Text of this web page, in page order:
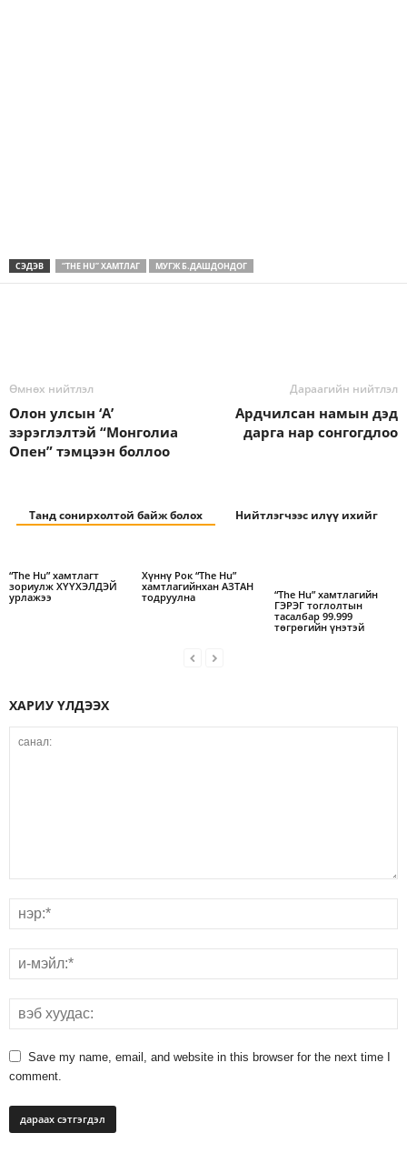
СЭДЭВ “THE HU” ХАМТЛАГ МУГЖ Б.ДАШДОНДОГ
Өмнөх нийтлэл
Олон улсын ‘A’
зэрэглэлтэй “Монголиа
Опен” тэмцээн боллоо
Дараагийн нийтлэл
Ардчилсан намын дэд
дарга нар сонгогдлоо
Танд сонирхолтой байж болох Нийтлэгчээс илүү ихийг
“The Hu” хамтлагт
зориулж ХҮҮХЭЛДЭЙ
урлажээ
Хүннү Рок “The Hu”
хамтлагийнхан АЗТАН
тодруулна
“The Hu” хамтлагийн
ГЭРЭГ тоглолтын
тасалбар 99.999
төгрөгийн үнэтэй
ХАРИУ ҮЛДЭЭХ
Save my name, email, and website in this browser for the next time I
comment.